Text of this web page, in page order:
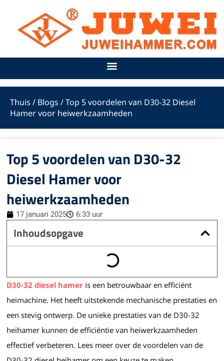
Thuis / Blogs / Top 5 voordelen van D30-32 Diesel
Hamer voor heiwerkzaamheden
Top 5 voordelen van D30-32
Diesel Hamer voor
heiwerkzaamheden
17 januari 2025 6:33 uur
Inhoudsopgave
D30-32 diesel hamer is een betrouwbaar en efficiënt
heimachine. Het heeft uitstekende mechanische prestaties en
een stevig ontwerp. De unieke prestaties van de D30-32
heihamer kunnen de efficiëntie van heiwerkzaamheden
effectief verbeteren. Lees meer over de voordelen van de